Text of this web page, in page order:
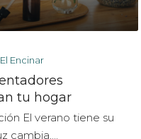
Encinar
tu hogar
El verano tiene su
cambia,...